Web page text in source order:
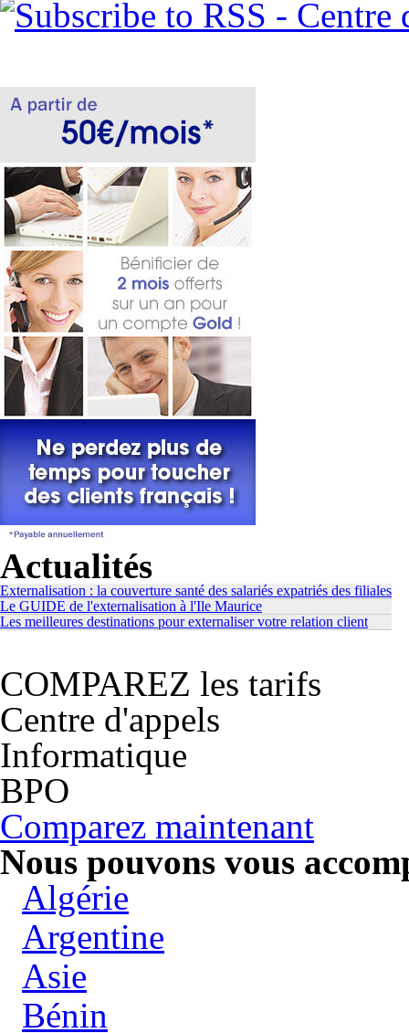
Actualités
Externalisation : la couverture santé des salariés expatriés des filiales
Le GUIDE de l'externalisation à l'Ile Maurice
Les meilleures destinations pour externaliser votre relation client
COMPAREZ les tarifs
Centre d'appels
Informatique
BPO
Comparez maintenant
Nous pouvons vous
Algérie
Argentine
Asie
Bénin